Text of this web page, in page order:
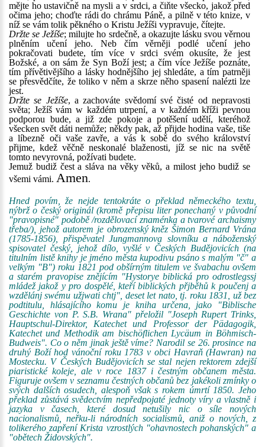
mějte ho ustavičně na mysli a v srdci, a čiňte všecko, jakož před
očima jeho; choďte rádi do chrámu Páně, a pilně v této knize, v
níž se vám tolik pěkného o Kristu Ježíši vypravuje, čítejte.
Držte se Ježíše; milujte ho srdečně, a okazujte lásku svou věrnou
plněním učení jeho. Neb čím věrněji podlé učení jeho
pokračovati budete, tím více v srdci svém okusíte, že jest
Božské, a on sám že Syn Boží jest; a čím více Ježíše poznáte,
tím přívětivějšího a lásky hodnějšího jej shledáte, a tím patrněji
se přesvědčíte, že toliko v něm a skrze něho spasení nalézti lze
jest.
Držte se Ježíše, a zachováte svědomí své čisté od nepravosti
světa; Ježíš vám w každém utrpení, a v každém kříži pevnou
podporou bude, a již zde pokoje a potěšení udělí, kteréhož
všecken svět dáti nemůže; někdy pak, až přijde hodina vaše, tiše
a líbezně oči vaše zavře, a vás k sobě do svého království
přijme, kdež věčně neskonalé blaženosti, jíž se nic na světě
tomto nevyrovná, požívati budete.
Jemuž budiž čest a sláva na věky věků, a milost jeho budiž se
všemi vámi. Amen.
Hned povím, že nejde tentokráte o překlad německého textu,
nýbrž o český originál (kromě přepisu liter ponechaný v původní
"pravopisné" podobě /rozdělovací znaménka a tvarové archaismy
třeba/), jehož autorem je obrozenský kněz Šimon Bernard Vrána
(1785-1856), přispěvatel Jungmannova slovníku a náboženský
spisovatel český, jehož dílo, vyšlé v Českých Budějovicích (na
titulním listě knihy je jméno města kupodivu psáno s malým "č" a
velkým "B") roku 1821 pod obšírným titulem ve švabachu ovšem
a starém pravopise znějícím "Hystorye biblická pro odrostlegssj
mládež jakož y pro dospělé, kteří biblických přjběhů k poučenj a
wzdělánj swému užjwati chtj", deset let nato, tj. roku 1831, už bez
podtitulu, hlásajícího komu je kniha určena, jako "Biblische
Geschichte von P. S.B. Wrana" přeložil "Joseph Rupert Trinks,
Hauptschul-Direktor, Katechet und Professor der Pädagogik,
Katechet und Methodik am bischöflichen Lycäum in Böhmisch-
Budweis". Co o něm jinak ještě víme? Narodil se 26. prosince na
druhý Boží hod vánoční roku 1783 v obci Havraň (Hawran) na
Mostecku. V Českých Budějovicích se stal nejen rektorem zdejší
piaristické koleje, ale v roce 1837 i čestným občanem města.
Figuruje ovšem v seznamu čestných občanů bez jakékoli zmínky o
svých dalších osudech, alespoň však s rokem úmrtí 1850. Jeho
překlad zůstává svědectvím nepředpojaté jednoty víry a vlastně i
jazyka v časech, které dosud netušily nic o síle nových
nacionalismů, neřku-li národních socialismů, aniž o nových, z
tolikerého zapření Krista vzrostlých "ohavnostech pohanských" a
"obětech Židovských".